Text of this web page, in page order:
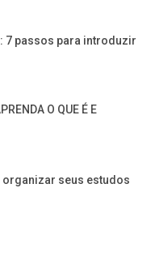
7 passos para introduzir
O QUE É E
organizar seus estudos